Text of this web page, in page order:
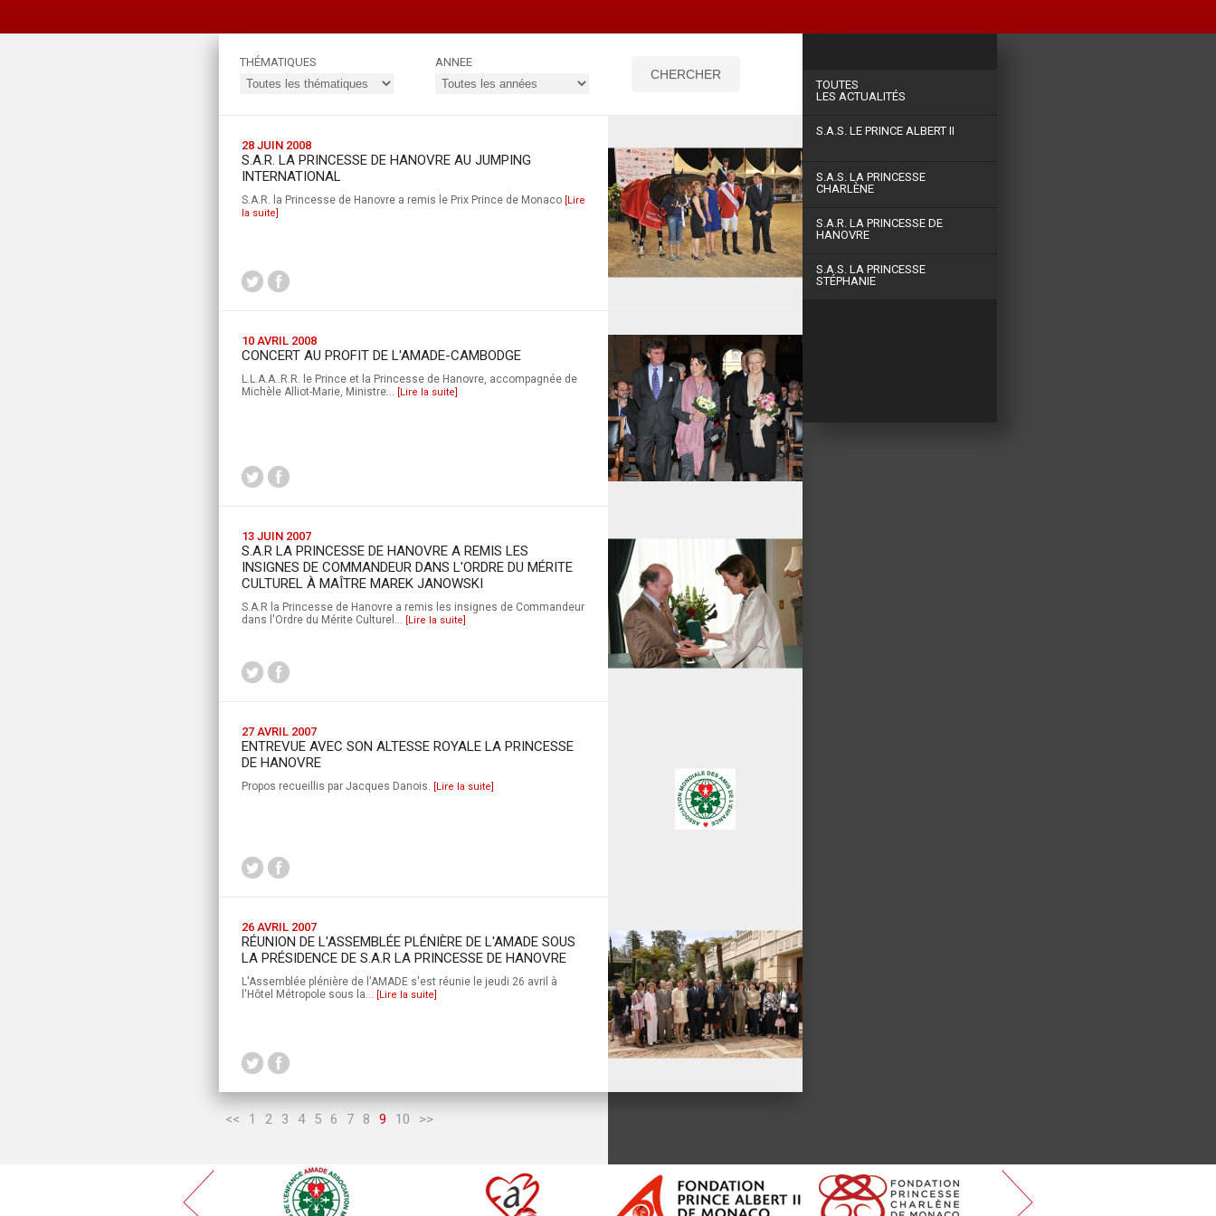
THÉMATIQUES ANNEE
28 JUIN 2008
S.A.R. LA PRINCESSE DE HANOVRE AU JUMPING
INTERNATIONAL
S.A.R. la Princesse de Hanovre a remis le Prix Prince de Monaco [Lire
la suite]
10 AVRIL 2008
CONCERT AU PROFIT DE L'AMADE-CAMBODGE
L.L.A.A..R.R. le Prince et la Princesse de Hanovre, accompagnée de
Michèle Alliot-Marie, Ministre... [Lire la suite]
13 JUIN 2007
S.A.R LA PRINCESSE DE HANOVRE A REMIS LES
INSIGNES DE COMMANDEUR DANS L'ORDRE DU MÉRITE
CULTUREL À MAÎTRE MAREK JANOWSKI
S.A.R la Princesse de Hanovre a remis les insignes de Commandeur
dans l'Ordre du Mérite Culturel... [Lire la suite]
27 AVRIL 2007
ENTREVUE AVEC SON ALTESSE ROYALE LA PRINCESSE
DE HANOVRE
Propos recueillis par Jacques Danois. [Lire la suite]
26 AVRIL 2007
RÉUNION DE L'ASSEMBLÉE PLÉNIÈRE DE L'AMADE SOUS
LA PRÉSIDENCE DE S.A.R LA PRINCESSE DE HANOVRE
L'Assemblée plénière de l'AMADE s'est réunie le jeudi 26 avril à
l'Hôtel Métropole sous la... [Lire la suite]
<< 1 2 3 4 5 6 7 8 9 10 >>
TOUTES
LES ACTUALITÉS
S.A.S. LE PRINCE ALBERT II
S.A.S. LA PRINCESSE
CHARLÈNE
S.A.R. LA PRINCESSE DE
HANOVRE
S.A.S. LA PRINCESSE
STÉPHANIE